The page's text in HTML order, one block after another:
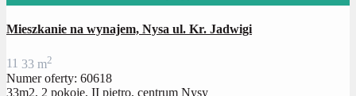
Mieszkanie na wynajem, Nysa ul. Kr. Jadwigi
11 33 m2
Numer oferty: 60618
33m2, 2 pokoje, II piętro, centrum Nysy